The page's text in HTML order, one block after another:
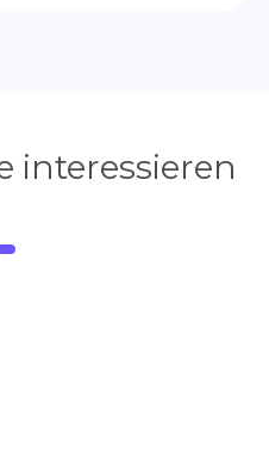
interessieren